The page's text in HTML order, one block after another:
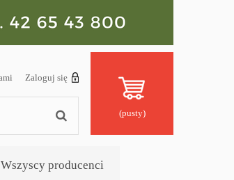
Zaloguj się
(pusty)
Wszyscy producenci